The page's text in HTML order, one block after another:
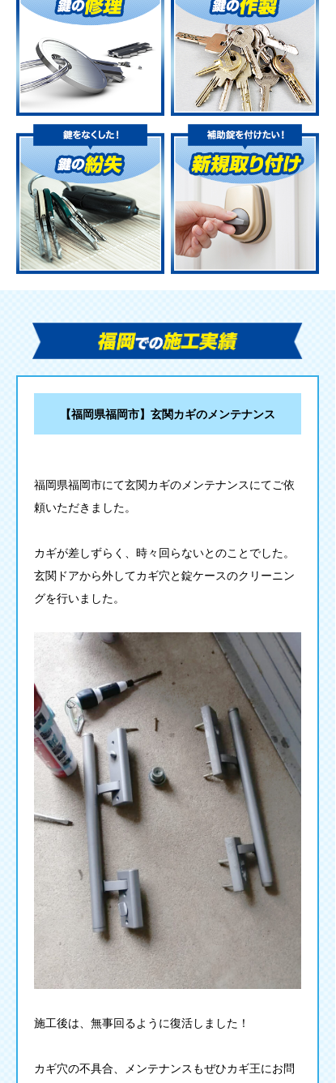
【福岡県福岡市】玄関カギのメンテナンス
福岡県福岡市にて玄関カギのメンテナンスにてご依
頼いただきました。
カギが差しずらく、時々回らないとのことでした。
玄関ドアから外してカギ穴と錠ケースのクリーニン
グを行いました。
施工後は、無事回るように復活しました！
カギ穴の不具合、メンテナンスもぜひカギ王にお問